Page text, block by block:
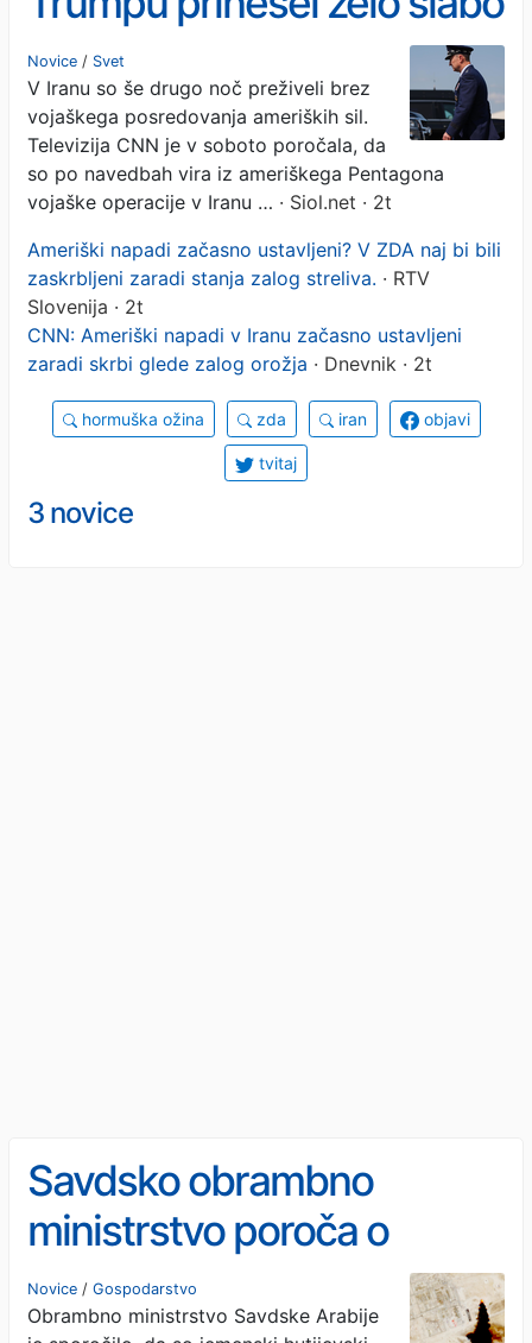
novico
Novice / Svet
V Iranu so še drugo noč preživeli brez
vojaškega posredovanja ameriških sil.
Televizija CNN je v soboto poročala, da
so po navedbah vira iz ameriškega Pentagona
vojaške operacije v Iranu … · Siol.net · 2t
Ameriški napadi začasno ustavljeni? V ZDA naj bi bili
zaskrbljeni zaradi stanja zalog streliva. · RTV
Slovenija · 2t
CNN: Ameriški napadi v Iranu začasno ustavljeni
zaradi skrbi glede zalog orožja · Dnevnik · 2t
hormuška ožina zda iran objavi
tvitaj
3 novice
Savdsko obrambno
ministrstvo poroča o
napadu na naftno
infrastrukturo
Novice / Gospodarstvo
Obrambno ministrstvo Savdske Arabije